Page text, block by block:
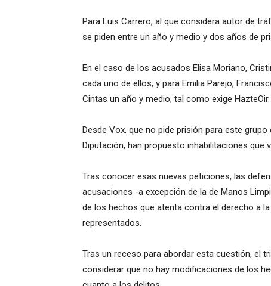
Para Luis Carrero, al que considera autor de
se piden entre un año y medio y dos años de
En el caso de los acusados Elisa Moriano,
cada uno de ellos, y para Emilia Parejo,
Cintas un año y medio, tal como exige HazteOir.
Desde Vox, que no pide prisión para este
Diputación, han propuesto inhabilitaciones que
Tras conocer esas nuevas peticiones, las
acusaciones -a excepción de la de Manos
de los hechos que atenta contra el derecho a
representados.
Tras un receso para abordar esta cuestión, el
considerar que no hay modificaciones de los